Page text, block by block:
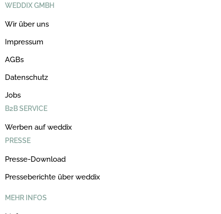
WEDDIX GMBH
Wir über uns
Impressum
AGBs
Datenschutz
Jobs
B2B SERVICE
Werben auf weddix
PRESSE
Presse-Download
Presseberichte über weddix
MEHR INFOS